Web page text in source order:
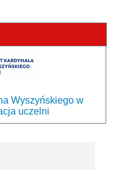
Wyszyńskiego w
uczelni